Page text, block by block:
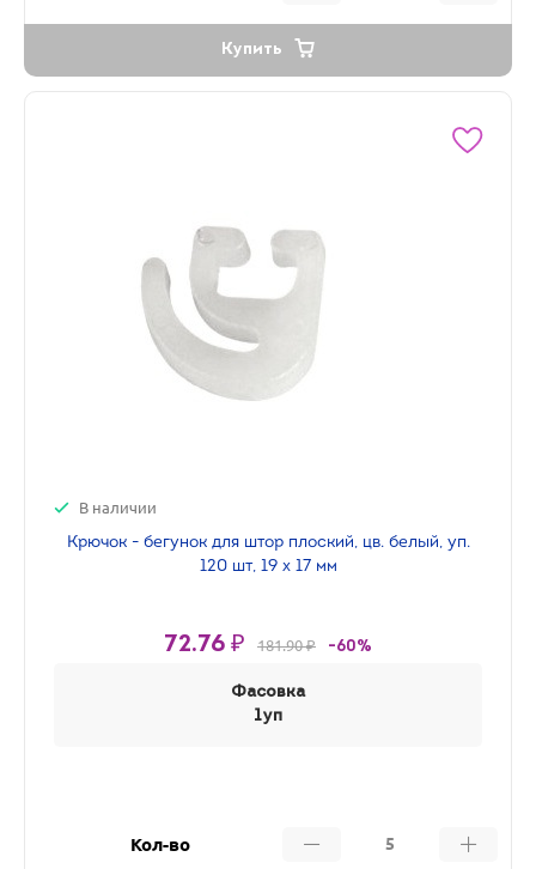
Купить
В наличии
Крючок - бегунок для штор плоский, цв. белый, уп.
120 шт, 19 х 17 мм
72.76 ₽ 181.90 ₽ -60%
Фасовка
1уп
Кол-во